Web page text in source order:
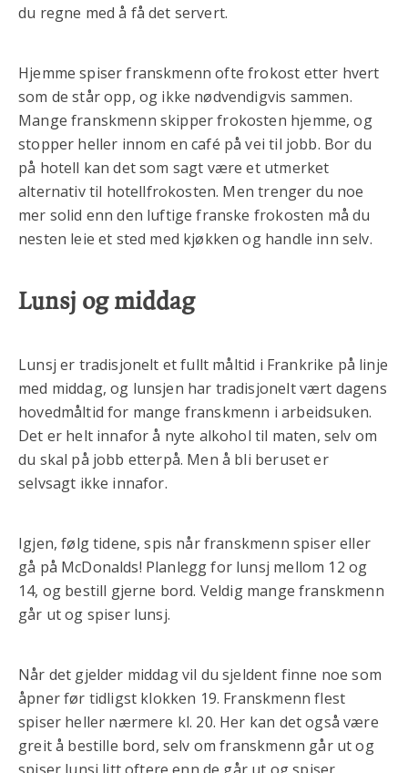
du regne med å få det servert.
Hjemme spiser franskmenn ofte frokost etter hvert
som de står opp, og ikke nødvendigvis sammen.
Mange franskmenn skipper frokosten hjemme, og
stopper heller innom en café på vei til jobb. Bor du
på hotell kan det som sagt være et utmerket
alternativ til hotellfrokosten. Men trenger du noe
mer solid enn den luftige franske frokosten må du
nesten leie et sted med kjøkken og handle inn selv.
Lunsj og middag
Lunsj er tradisjonelt et fullt måltid i Frankrike på linje
med middag, og lunsjen har tradisjonelt vært dagens
hovedmåltid for mange franskmenn i arbeidsuken.
Det er helt innafor å nyte alkohol til maten, selv om
du skal på jobb etterpå. Men å bli beruset er
selvsagt ikke innafor.
Igjen, følg tidene, spis når franskmenn spiser eller
gå på McDonalds! Planlegg for lunsj mellom 12 og
14, og bestill gjerne bord. Veldig mange franskmenn
går ut og spiser lunsj.
Når det gjelder middag vil du sjeldent finne noe som
åpner før tidligst klokken 19. Franskmenn flest
spiser heller nærmere kl. 20. Her kan det også være
greit å bestille bord, selv om franskmenn går ut og
spiser lunsj litt oftere enn de går ut og spiser